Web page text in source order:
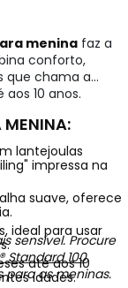
meninafaz a
conforto,
que chama a
10 anos.
lantejoulas
impressa na
suave, oferece
ideal para usar
até aos 10
idades.
sensível. Procure
Standard 100,
as meninas.